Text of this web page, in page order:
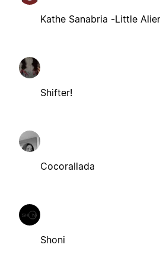
Kathe Sanabria -Little
Shifter!
Cocorallada
Shoni